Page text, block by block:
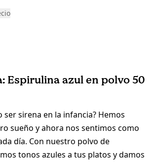
Espirulina azul en polvo 50
ser sirena en la infancia? Hemos
sueño y ahora nos sentimos como
día. Con nuestro polvo de
tonos azules a tus platos y damos